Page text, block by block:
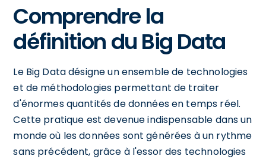
Comprendre la
définition du Big Data
Le Big Data désigne un ensemble de technologies
et de méthodologies permettant de traiter
d'énormes quantités de données en temps réel.
Cette pratique est devenue indispensable dans un
monde où les données sont générées à un rythme
sans précédent, grâce à l'essor des technologies